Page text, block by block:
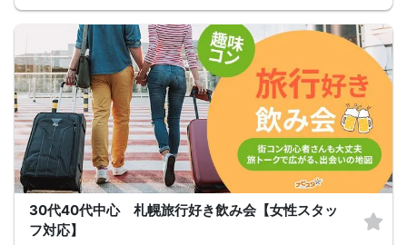
集まり方は運営側も予測できない部分はございます。
楽しい会かどうかは、参加人数より、その時に参加される方の相性や人柄など要
素が大きいです。
結局は、運次第のところはございます。
◆最少催行人数に満たない場合 開催前日23時までに最少催行人数に届かなかった
場合は開催中止とさせていただきます。
また天候や状況などにより中止されることがございます。
◆中止判断タイミングは開始前日の23時となりますが、申込者の直前のキャンセ
ルにより、直前でも中止になる場合もございます。
中止時も交通費など保証はございません。
◆ご予約の操作と同時に上述の注意事項に同意したものと致します。
コース料理
◆紅白えびせん
◆枝豆
◆生つくね塩ちゃんこ鍋
30代40代中心 札幌旅行好き飲み会【女性スタッ
フ対応】